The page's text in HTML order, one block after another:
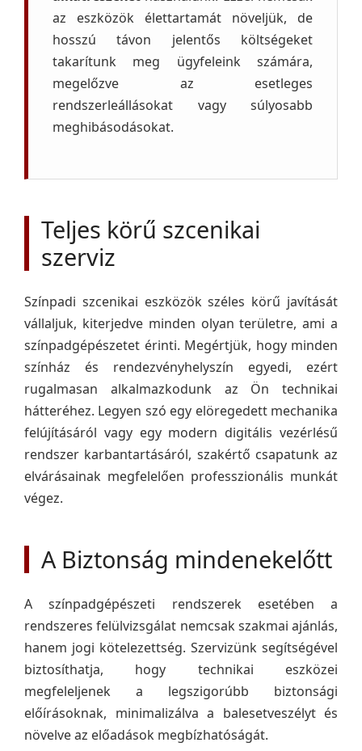
az eszközök élettartamát növeljük, de
hosszú távon jelentős költségeket
takarítunk meg ügyfeleink számára,
megelőzve az esetleges
rendszerleállásokat vagy súlyosabb
meghibásodásokat.
Teljes körű szcenikai
szerviz
Színpadi szcenikai eszközök széles körű javítását
vállaljuk, kiterjedve minden olyan területre, ami a
színpadgépészetet érinti. Megértjük, hogy minden
színház és rendezvényhelyszín egyedi, ezért
rugalmasan alkalmazkodunk az Ön technikai
hátteréhez. Legyen szó egy elöregedett mechanika
felújításáról vagy egy modern digitális vezérlésű
rendszer karbantartásáról, szakértő csapatunk az
elvárásainak megfelelően professzionális munkát
végez.
A Biztonság mindenekelőtt
A színpadgépészeti rendszerek esetében a
rendszeres felülvizsgálat nemcsak szakmai ajánlás,
hanem jogi kötelezettség. Szervizünk segítségével
biztosíthatja, hogy technikai eszközei
megfeleljenek a legszigorúbb biztonsági
előírásoknak, minimalizálva a balesetveszélyt és
növelve az előadások megbízhatóságát.